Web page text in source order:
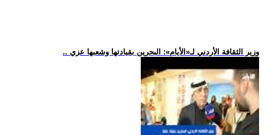
.. وزير الثقافة الأردني لـ«الأيام»: البحرين بقيادتها وشعبها عزي